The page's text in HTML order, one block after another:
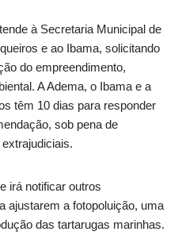
à Secretaria Municipal de
e ao Ibama, solicitando
do empreendimento,
A Adema, o Ibama e a
têm 10 dias para responder
sob pena de
irá notificar outros
ajustarem a fotopoluição, uma
das tartarugas marinhas.